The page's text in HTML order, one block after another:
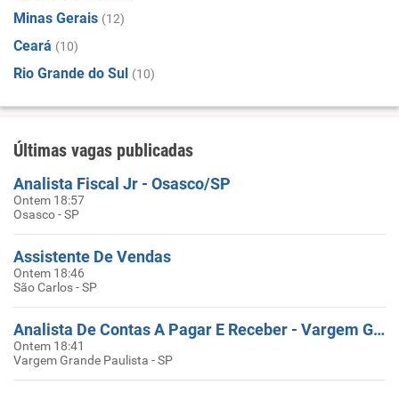
Minas Gerais (12)
Ceará (10)
Rio Grande do Sul (10)
Últimas vagas publicadas
Analista Fiscal Jr - Osasco/SP
Ontem 18:57
Osasco - SP
Assistente De Vendas
Ontem 18:46
São Carlos - SP
Analista De Contas A Pagar E Receber - Vargem Grande Paulista/SP
Ontem 18:41
Vargem Grande Paulista - SP